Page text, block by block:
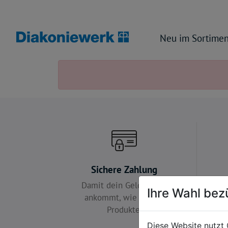
Neu im
Sichere Zahlung
Damit dein Geld so gut
ankommt, wie unsere
Produkte.
Ihre Wahl
Diese Website